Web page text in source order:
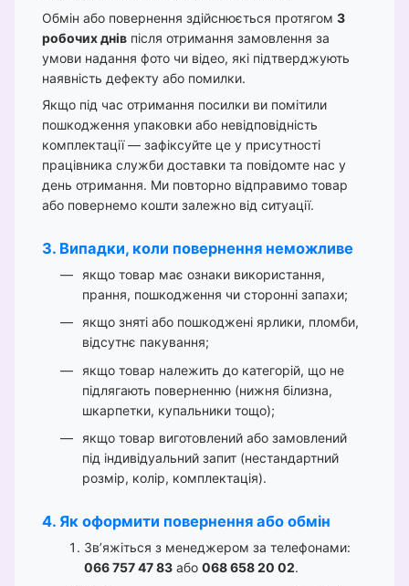
Обмін або повернення здійснюється протягом 3
робочих днів після отримання замовлення за
умови надання фото чи відео, які підтверджують
наявність дефекту або помилки.
Якщо під час отримання посилки ви помітили
пошкодження упаковки або невідповідність
комплектації — зафіксуйте це у присутності
працівника служби доставки та повідомте нас у
день отримання. Ми повторно відправимо товар
або повернемо кошти залежно від ситуації.
3. Випадки, коли повернення неможливе
якщо товар має ознаки використання,
прання, пошкодження чи сторонні запахи;
якщо зняті або пошкоджені ярлики, пломби,
відсутнє пакування;
якщо товар належить до категорій, що не
підлягають поверненню (нижня білизна,
шкарпетки, купальники тощо);
якщо товар виготовлений або замовлений
під індивідуальний запит (нестандартний
розмір, колір, комплектація).
4. Як оформити повернення або обмін
Зв’яжіться з менеджером за телефонами:
066 757 47 83 або 068 658 20 02.